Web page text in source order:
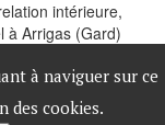
intérieure,
à Arrigas (Gard)
à naviguer sur ce
des cookies.